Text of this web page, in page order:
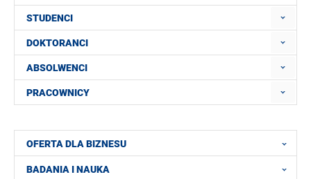
STUDENCI
DOKTORANCI
ABSOLWENCI
PRACOWNICY
OFERTA DLA BIZNESU
BADANIA I NAUKA